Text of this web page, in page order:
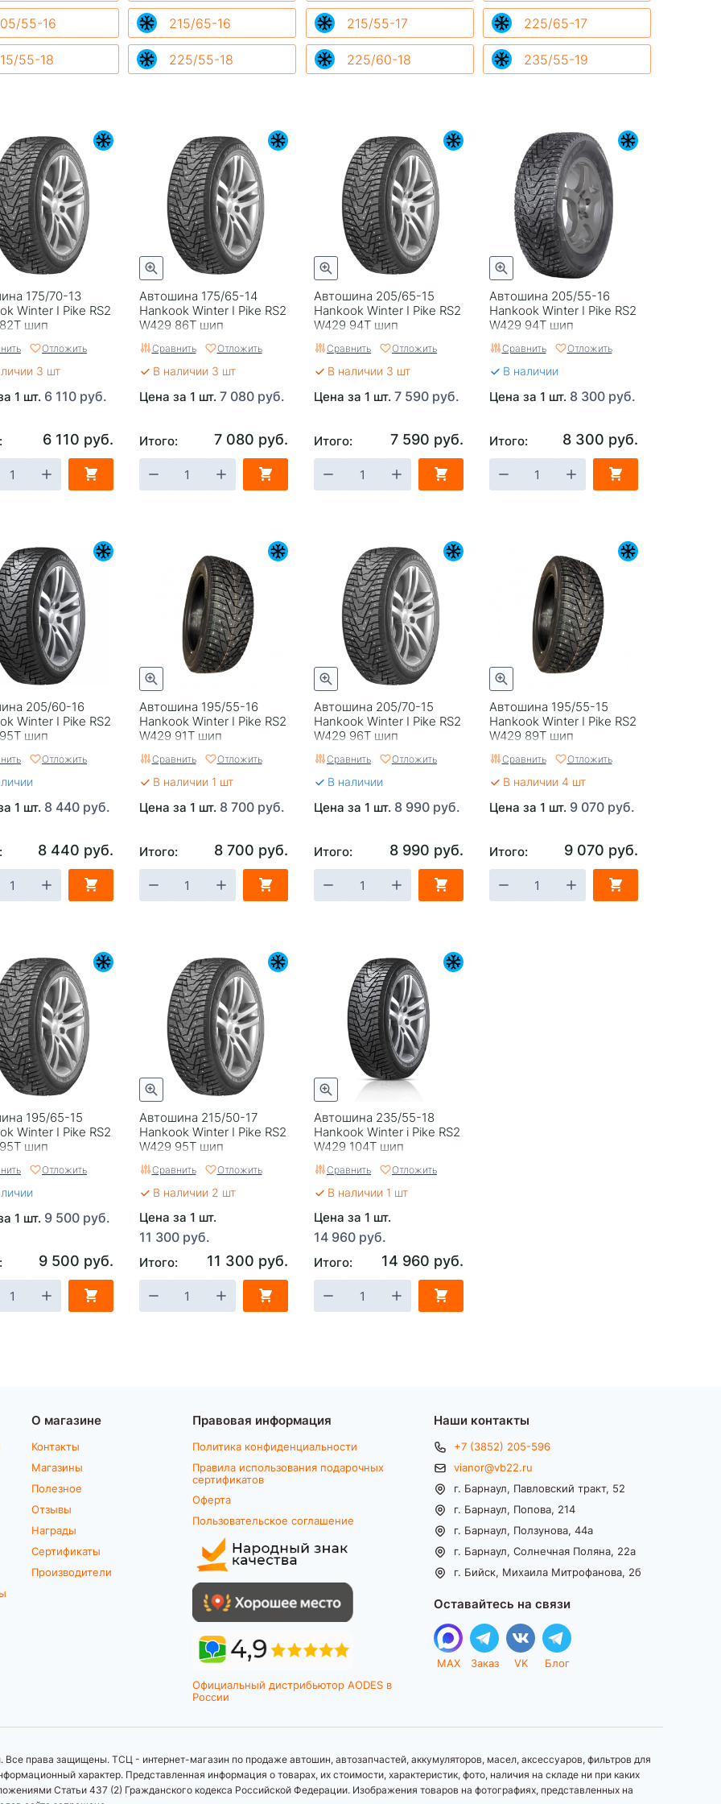
55-16 215/65-16 215/55-17 225/65-17
55-18 225/55-18 225/60-18 235/55-19
175/70-13
Winter I Pike RS2
шип
Отложить
3 шт
1 шт. 6 110 руб.
6 110 руб.
Автошина 175/65-14
Hankook Winter I Pike RS2
W429 86T шип
Сравнить Отложить
В наличии 3 шт
Цена за 1 шт. 7 080 руб.
Итого: 7 080 руб.
Автошина 205/65-15
Hankook Winter I Pike RS2
W429 94T шип
Сравнить Отложить
В наличии 3 шт
Цена за 1 шт. 7 590 руб.
Итого: 7 590 руб.
Автошина 205/55-16
Hankook Winter I Pike RS2
W429 94T шип
Сравнить Отложить
В наличии
Цена за 1 шт. 8 300 руб.
Итого: 8 300 руб.
205/60-16
Winter I Pike RS2
шип
Отложить
1 шт. 8 440 руб.
8 440 руб.
Автошина 195/55-16
Hankook Winter I Pike RS2
W429 91T шип
Сравнить Отложить
В наличии 1 шт
Цена за 1 шт. 8 700 руб.
Итого: 8 700 руб.
Автошина 205/70-15
Hankook Winter I Pike RS2
W429 96T шип
Сравнить Отложить
В наличии
Цена за 1 шт. 8 990 руб.
Итого: 8 990 руб.
Автошина 195/55-15
Hankook Winter I Pike RS2
W429 89T шип
Сравнить Отложить
В наличии 4 шт
Цена за 1 шт. 9 070 руб.
Итого: 9 070 руб.
195/65-15
Winter I Pike RS2
шип
Отложить
1 шт. 9 500 руб.
9 500 руб.
Автошина 215/50-17
Hankook Winter I Pike RS2
W429 95T шип
Сравнить Отложить
В наличии 2 шт
Цена за 1 шт.
11 300 руб.
Итого: 11 300 руб.
Автошина 235/55-18
Hankook Winter i Pike RS2
W429 104T шип
Сравнить Отложить
В наличии 1 шт
Цена за 1 шт.
14 960 руб.
Итого: 14 960 руб.
О магазине
Контакты
Магазины
Полезное
Отзывы
Награды
Сертификаты
Производители
Правовая информация
Политика конфиденциальности
Правила использования подарочных
сертификатов
Оферта
Пользовательское соглашение
Официальный дистрибьютор AODES в
России
Наши контакты
+7 (3852) 205-596
vianor@vb22.ru
г. Барнаул, Павловский тракт, 52
г. Барнаул, Попова, 214
г. Барнаул, Ползунова, 44а
г. Барнаул, Солнечная Поляна, 22а
г. Бийск, Михаила Митрофанова, 2б
Оставайтесь на связи
MAX Заказ VK Блог
права защищены. ТСЦ - интернет-магазин по продаже автошин, автозапчастей, аккумуляторов, масел, аксессуаров, фильтров для
характер. Представленная информация о товарах, их стоимости, характеристик, фото, наличия на складе ни при каких
Статьи 437 (2) Гражданского кодекса Российской Федерации. Изображения товаров на фотографиях, представленных на